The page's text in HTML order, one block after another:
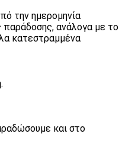
την ημερομηνία
παράδοσης, ανάλογα με το
κατεστραμμένα
και στο